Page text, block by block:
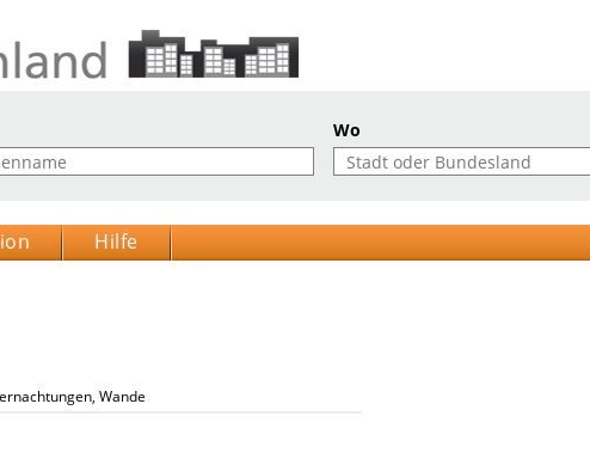
Wo
Hilfe
Wandern, Biken, Wellness, Pauschalangebote, Sonnenterrasse,